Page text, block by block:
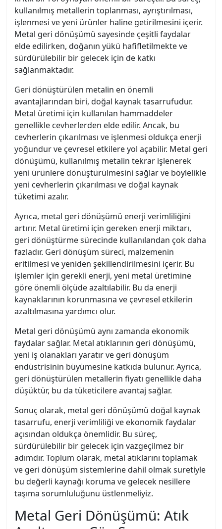
kullanılmış metallerin toplanması, ayrıştırılması,
işlenmesi ve yeni ürünler haline getirilmesini içerir.
Metal geri dönüşümü sayesinde çeşitli faydalar
elde edilirken, doğanın yükü hafifletilmekte ve
sürdürülebilir bir gelecek için de katkı
sağlanmaktadır.
Geri dönüştürülen metalin en önemli
avantajlarından biri, doğal kaynak tasarrufudur.
Metal üretimi için kullanılan hammaddeler
genellikle cevherlerden elde edilir. Ancak, bu
cevherlerin çıkarılması ve işlenmesi oldukça enerji
yoğundur ve çevresel etkilere yol açabilir. Metal geri
dönüşümü, kullanılmış metalin tekrar işlenerek
yeni ürünlere dönüştürülmesini sağlar ve böylelikle
yeni cevherlerin çıkarılması ve doğal kaynak
tüketimi azalır.
Ayrıca, metal geri dönüşümü enerji verimliliğini
artırır. Metal üretimi için gereken enerji miktarı,
geri dönüştürme sürecinde kullanılandan çok daha
fazladır. Geri dönüşüm süreci, malzemenin
eritilmesi ve yeniden şekillendirilmesini içerir. Bu
işlemler için gerekli enerji, yeni metal üretimine
göre önemli ölçüde azaltılabilir. Bu da enerji
kaynaklarının korunmasına ve çevresel etkilerin
azaltılmasına yardımcı olur.
Metal geri dönüşümü aynı zamanda ekonomik
faydalar sağlar. Metal atıklarının geri dönüşümü,
yeni iş olanakları yaratır ve geri dönüşüm
endüstrisinin büyümesine katkıda bulunur. Ayrıca,
geri dönüştürülen metallerin fiyatı genellikle daha
düşüktür, bu da tüketicilere avantaj sağlar.
Sonuç olarak, metal geri dönüşümü doğal kaynak
tasarrufu, enerji verimliliği ve ekonomik faydalar
açısından oldukça önemlidir. Bu süreç,
sürdürülebilir bir gelecek için vazgeçilmez bir
adımdır. Toplum olarak, metal atıklarını toplamak
ve geri dönüşüm sistemlerine dahil olmak suretiyle
bu değerli kaynağı koruma ve gelecek nesillere
taşıma sorumluluğunu üstlenmeliyiz.
Metal Geri Dönüşümü: Atık